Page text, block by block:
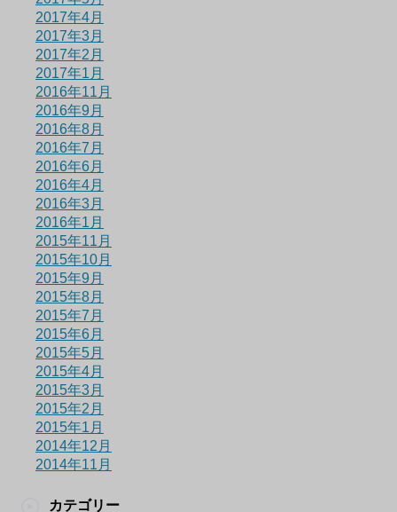
2017年4月
2017年3月
2017年2月
2017年1月
2016年11月
2016年9月
2016年8月
2016年7月
2016年6月
2016年4月
2016年3月
2016年1月
2015年11月
2015年10月
2015年9月
2015年8月
2015年7月
2015年6月
2015年5月
2015年4月
2015年3月
2015年2月
2015年1月
2014年12月
2014年11月
カテゴリー